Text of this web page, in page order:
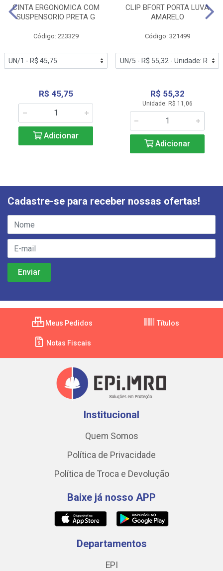
CINTA ERGONOMICA COM
SUSPENSORIO PRETA G
Código: 223329
R$ 45,75
Adicionar
CLIP BFORT PORTA LUVA
AMARELO
Código: 321499
R$ 55,32
Unidade: R$ 11,06
Adicionar
Cadastre-se para receber nossas ofertas!
Meus Pedidos Títulos
Notas Fiscais
Institucional
Quem Somos
Política de Privacidade
Política de Troca e Devolução
Baixe já nosso APP
Departamentos
EPI